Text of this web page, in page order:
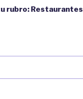
rubro: Restaurantes